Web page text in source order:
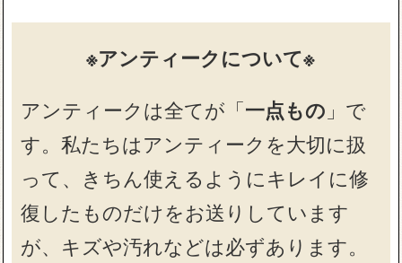
※アンティークについて※
アンティークは全てが「一点もの 」で
す。私たちはアンティークを大切に扱
って、きちん使えるようにキレイに修
復したものだけをお送りしています
が、キズや汚れなどは必ずあります。